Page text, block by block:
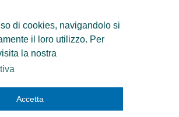
di cookies, navigandolo si
il loro utilizzo. Per
la nostra
Accetta